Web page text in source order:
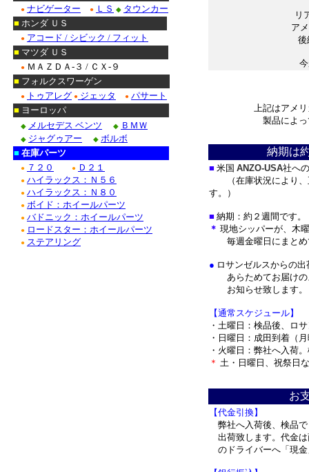
リ
ア
後
上記はアメ
製品によ
納期は
■ 米国 ANZO-USA社へ
（在庫状況により、
す。）
■ 納期：約２週間です。
＊ 現地シッパーが、木
毎週金曜日にまとめ
● ロサンゼルスからの
あらためてお届けの
お知らせ致します。
【通常スケジュール】
・土曜日：検品後、ロ
・日曜日：成田到着（
・火曜日：弊社へ入荷
＊ 土・日曜日、祝祭日
お
【代金引換】
弊社へ入荷後、検品
出荷致します。代金
のドライバーへ「現
● ナビゲーター ● ＬＳ ◆ タウンカー
■ ホンダ ＵＳ
● アコード / シビック / フィット
■ マツダ ＵＳ
● ＭＡＺＤＡ-３ / ＣＸ-９
■ フォルクスワーゲン
● トゥアレグ ● ジェッタ ● パサート
■ ヨーロッパ
◆ メルセデス ベンツ ◆ ＢＭＷ
◆ ジャグゥアー ◆ ボルボ
■ 在庫パーツ
● ７２０ ● Ｄ２１
● ハイラックス：Ｎ５６
● ハイラックス：Ｎ８０
● ボイド：ホイールパーツ
● バドニック：ホイールパーツ
● ロードスター：ホイールパーツ
● ステアリング